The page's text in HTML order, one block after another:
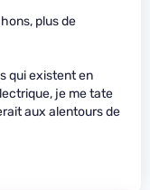
plus de
qui existent en
je me tate
aux alentours de